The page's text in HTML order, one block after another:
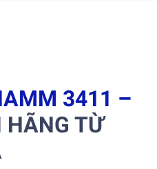
3411 –
HÃNG TỪ